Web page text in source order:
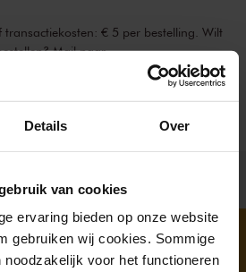
Details Over
van cookies
ervaring bieden op onze website
gebruiken wij cookies. Sommige
voor het functioneren
transactiekosten: € 5 per bestelling. Wilt
Mail naar
of bel de Concertgebouwlijn op